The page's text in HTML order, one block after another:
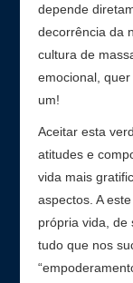
depende
decorrência da
cultura de
emocional,
um!
Aceitar esta
atitudes e
vida mais
aspectos. A
própria vida, de
tudo que nos